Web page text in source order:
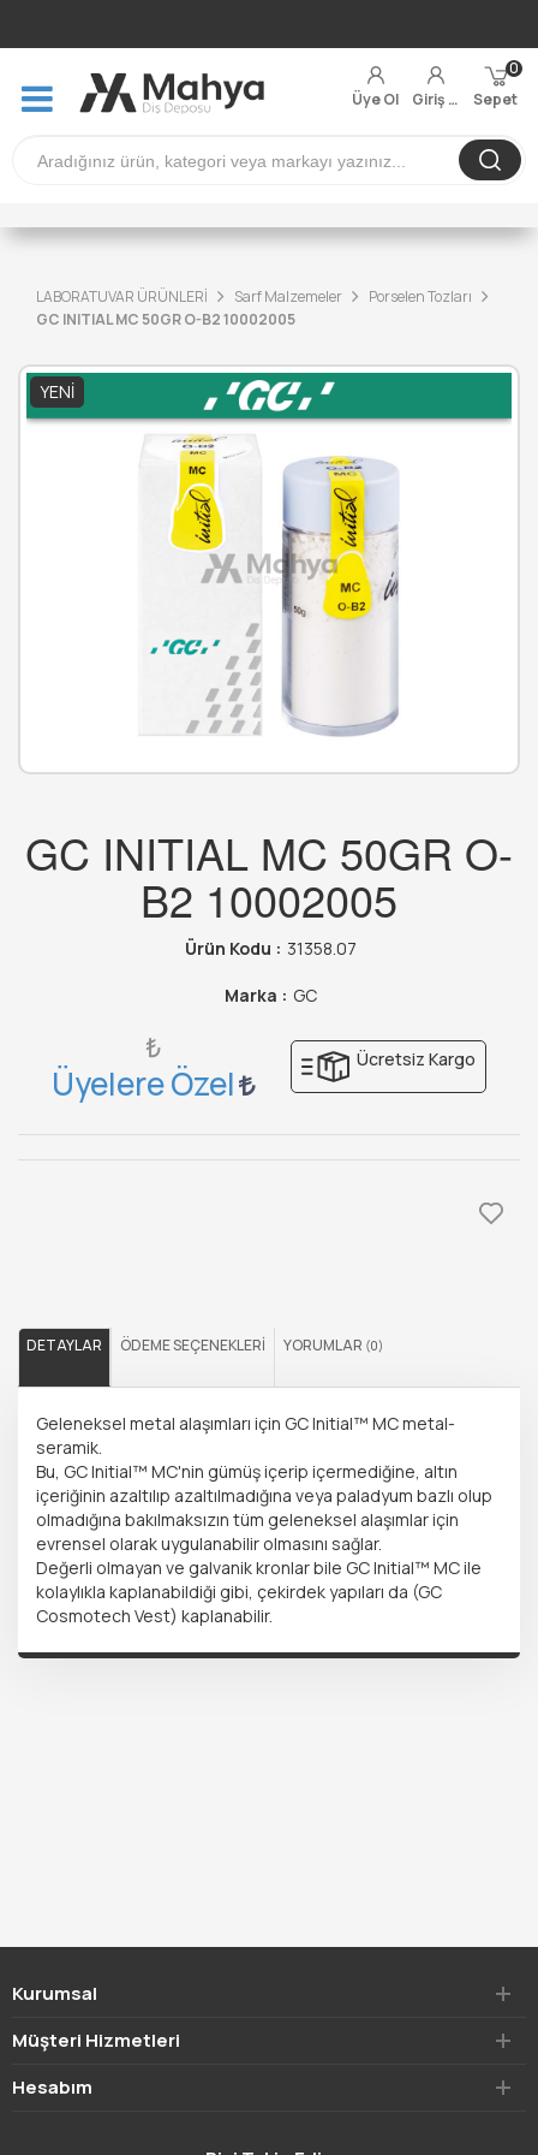
Üye Ol Giriş Yap Sepet
0
LABORATUVAR ÜRÜNLERİ Sarf Malzemeler
Porselen Tozları
GC INITIAL MC 50GR O-B2 10002005
YENI
GC INITIAL MC 50GR O-
B2 10002005
Ürün Kodu : 31358.07
Marka : GC
₺
Üyelere Özel
Ücretsiz Kargo
DETAYLAR ÖDEME SEÇENEKLERI YORUMLAR (0)
Geleneksel metal alaşımları için GC Initial™ MC metal-
seramik.
Bu, GC Initial™ MC'nin gümüş içerip içermediğine, altın
içeriğinin azaltılıp azaltılmadığına veya paladyum bazlı olup
olmadığına bakılmaksızın tüm geleneksel alaşımlar için
evrensel olarak uygulanabilir olmasını sağlar.
Değerli olmayan ve galvanik kronlar bile GC Initial™ MC ile
kolaylıkla kaplanabildiği gibi, çekirdek yapıları da (GC
Cosmotech Vest) kaplanabilir.
Kurumsal
Müşteri Hizmetleri
Hesabım